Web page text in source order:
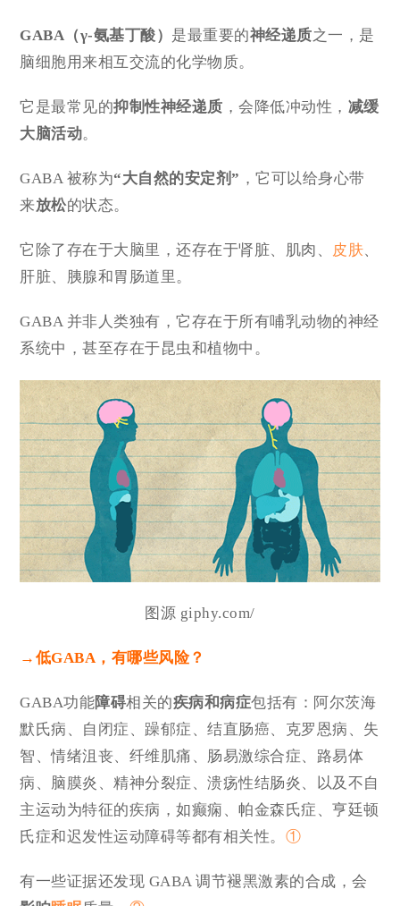
GABA（γ-氨基丁酸） 是最重要的神经递质之一，是
脑细胞用来相互交流的化学物质。
它是最常见的抑制性神经递质 ，会降低冲动性， 减缓
大脑活动。
GABA 被称为“大自然的安定剂” ，它可以给身心带
来放松的状态。
它除了存在于大脑里，还存在于肾脏、肌肉、 皮肤
肝脏、胰腺和胃肠道里。
GABA 并非人类独有，它存在于所有哺乳动物的神经
系统中，甚至存在于昆虫和植物中。
图源 giphy.com/
→ 低GABA，有哪些风险？
GABA功能障碍相关的疾病和病症包括有：阿尔茨海
默氏病、自闭症、躁郁症、结直肠癌、克罗恩病、失
智、情绪沮丧、纤维肌痛、肠易激综合症、路易体
病、脑膜炎、精神分裂症、溃疡性结肠炎、以及不自
主运动为特征的疾病，如癫痫、帕金森氏症、亨廷顿
氏症和迟发性运动障碍等都有相关性。 ①
有一些证据还发现 GABA 调节褪黑激素的合成，会